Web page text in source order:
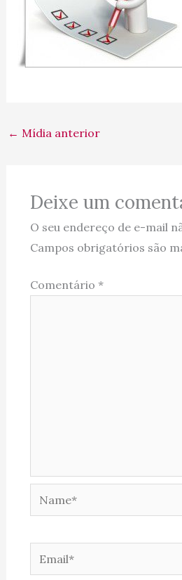
← Mídia anterior
Deixe um
O seu endereço de e-mail
Campos obrigatórios são
Comentário *
Name*
Email*